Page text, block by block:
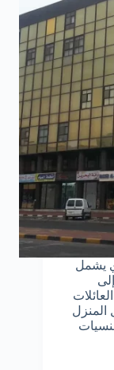
يشمل
المنزل